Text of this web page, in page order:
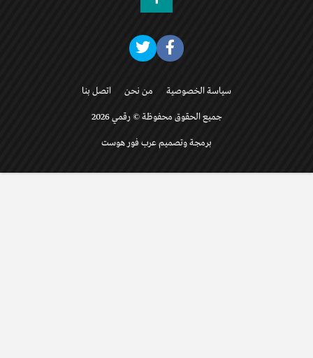
سياسة الخصوصية من نحن اتصل بنا
جميع الحقوق محفوظة © رقمي 2026
برمجة وتصميم عرب فور هوست